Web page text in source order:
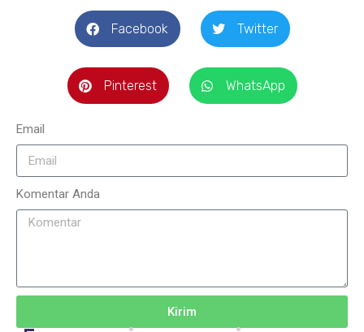
Facebook Twitter
Pinterest WhatsApp
Email
Komentar Anda
Kirim